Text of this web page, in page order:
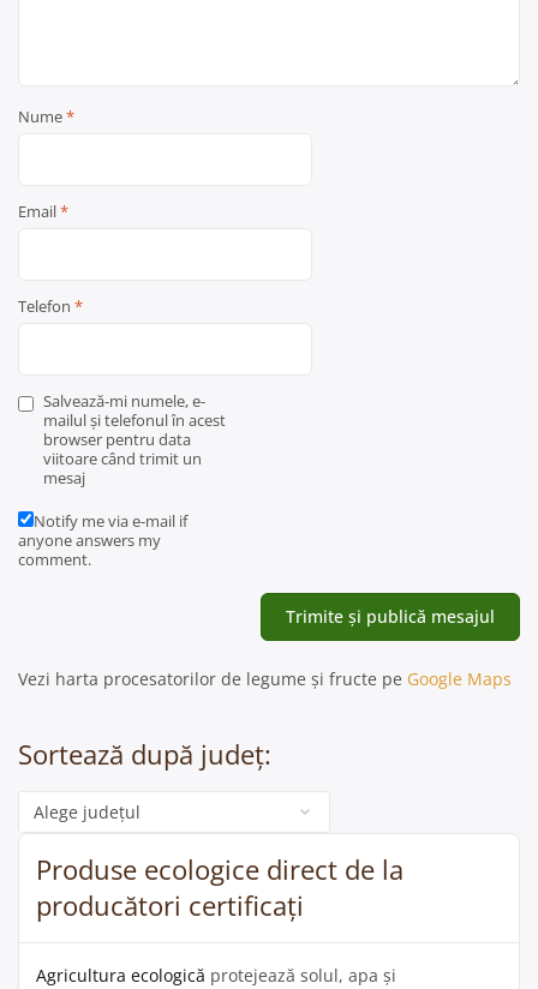
Nume*
Email*
Telefon *
Salvează-mi numele, e-
mailul și telefonul în acest
browser pentru data
viitoare când trimit un
mesaj
Notify me via e-mail if
anyone answers my
comment.
Vezi harta procesatorilor de legume și fructe pe Google Maps
Sortează după județ:
Categorie
Produse ecologice direct de la
producători certificați
Agricultura ecologică protejează solul, apa și